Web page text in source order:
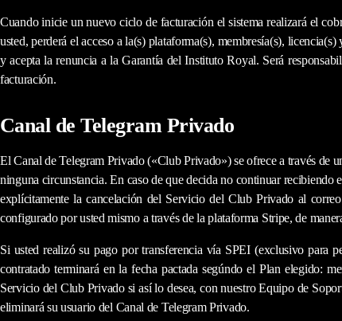
Cuando inicie un nuevo ciclo de facturación el sistema realizará el
usted, perderá el acceso a la(s) plataforma(s), membresía(s),
y acepta la renuncia a la Garantía del Instituto Royal. Será
facturación.
Canal de Telegram Privado
El Canal de Telegram Privado («Club Privado») se ofrece a través de
ninguna circunstancia. En caso de que decida no continuar recibiendo
explícitamente la cancelación del Servicio del Club Privado al
configurado por usted mismo a travésde la plataforma Stripe, de
Si usted realizó su pago por transferencia vía SPEI (exclusivo para
contratado terminará en la fecha pactada segúndo el Plan elegido:
Servicio del Club Privado si así lo desea, con nuestroEquipo de
eliminará su usuario del Canal de Telegram Privado.